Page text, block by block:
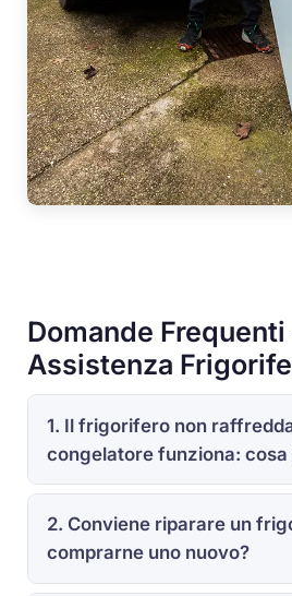
Domande
Assistenza
1. Il frigorifero non
congelatore funziona: cosa
2. Conviene riparare un
comprarne uno nuovo?